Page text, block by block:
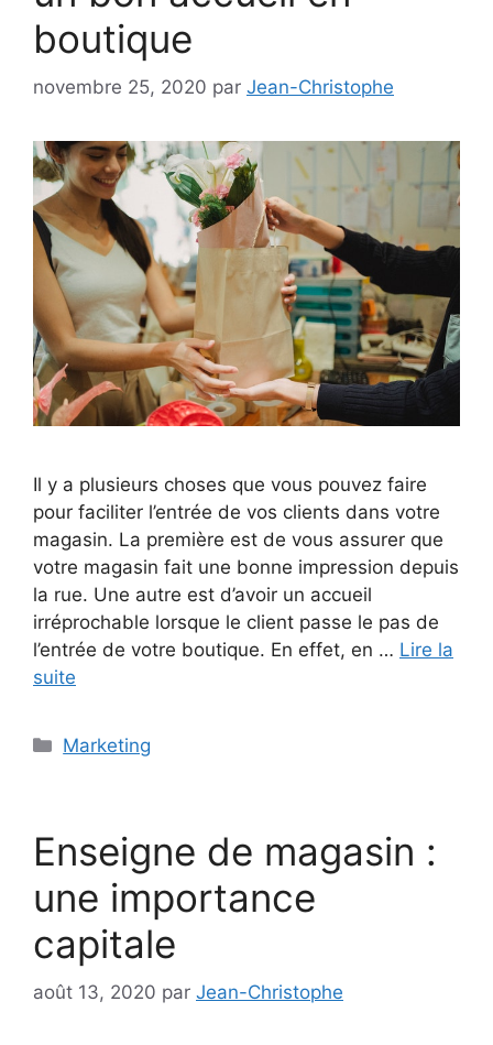
boutique
novembre 25, 2020 par Jean-Christophe
Il y a plusieurs choses que vous pouvez faire
pour faciliter l’entrée de vos clients dans votre
magasin. La première est de vous assurer que
votre magasin fait une bonne impression depuis
la rue. Une autre est d’avoir un accueil
irréprochable lorsque le client passe le pas de
l’entrée de votre boutique. En effet, en … Lire la
suite
Catégories
Marketing
Enseigne de magasin :
une importance
capitale
août 13, 2020 par Jean-Christophe